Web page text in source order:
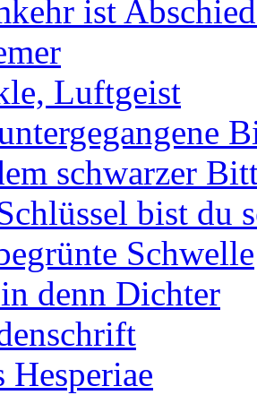
ist
Luftgeist
schwarzer
bist du
Schwelle
denn Dichter
Hesperiae